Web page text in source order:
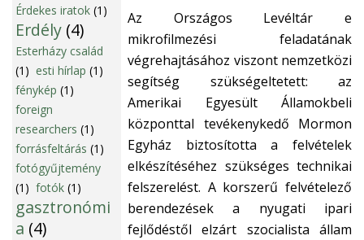
Érdekes iratok (1)
Erdély (4)
Esterházy család
(1) esti hírlap (1)
fénykép (1)
foreign
researchers (1)
forrásfeltárás (1)
fotógyűjtemény
(1) fotók (1)
gasztronómi
a (4)
Az Országos Levéltár e
mikrofilmezési feladatának
végrehajtásához viszont nemzetközi
segítség szükségeltetett: az
Amerikai Egyesült Államokbeli
központtal tevékenykedő Mormon
Egyház biztosította a felvételek
elkészítéséhez szükséges technikai
felszerelést. A korszerű felvételező
berendezések a nyugati ipari
fejlődéstől elzárt szocialista állam